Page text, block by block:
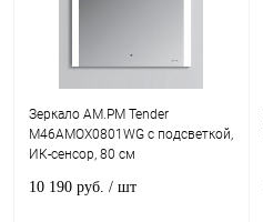
Зеркало AM.PM Tender
M46AMOX0801WG с подсветкой,
ИК-сенсор, 80 см
10 190 руб. / шт